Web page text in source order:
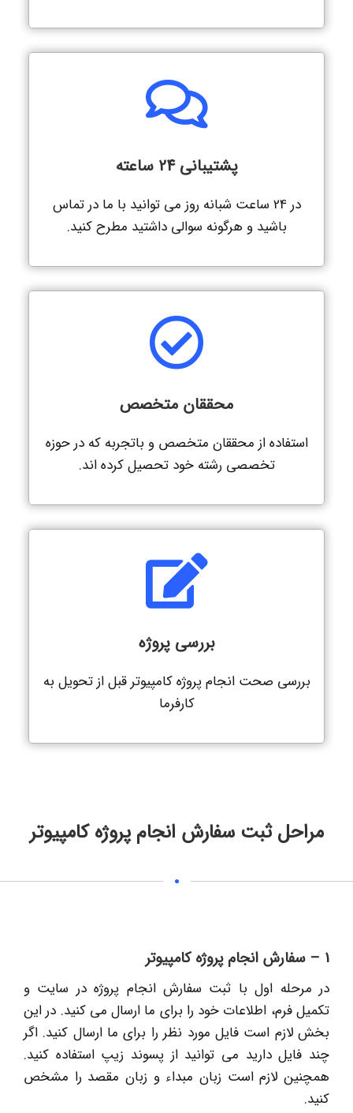
پشتیبانی 24 ساعته
در 24 ساعت شبانه روز می توانید با ما در تماس
باشید و هرگونه سوالی داشتید مطرح کنید.
محققان متخصص
استفاده از محققان متخصص و باتجربه که در حوزه
تخصصی رشته خود تحصیل کرده اند.
بررسی پروژه
بررسی صحت انجام پروژه کامپیوتر قبل از تحویل به
کارفرما
مراحل ثبت سفارش انجام پروژه کامپیوتر
1 – سفارش انجام پروژه کامپیوتر
در مرحله اول با ثبت سفارش انجام پروژه در سایت و
تکمیل فرم، اطلاعات خود را برای ما ارسال می کنید. در این
بخش لازم است فایل مورد نظر را برای ما ارسال کنید. اگر
چند فایل دارید می توانید از پسوند زیپ استفاده کنید.
همچنین لازم است زبان مبداء و زبان مقصد را مشخص
کنید.